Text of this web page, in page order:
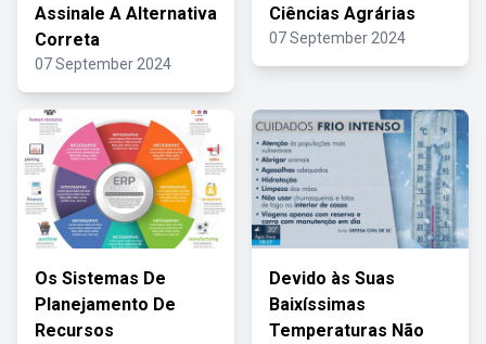
Assinale A Alternativa
Correta
07 September 2024
Ciências Agrárias
07 September 2024
Os Sistemas De
Planejamento De
Recursos
Devido às Suas
Baixíssimas
Temperaturas Não